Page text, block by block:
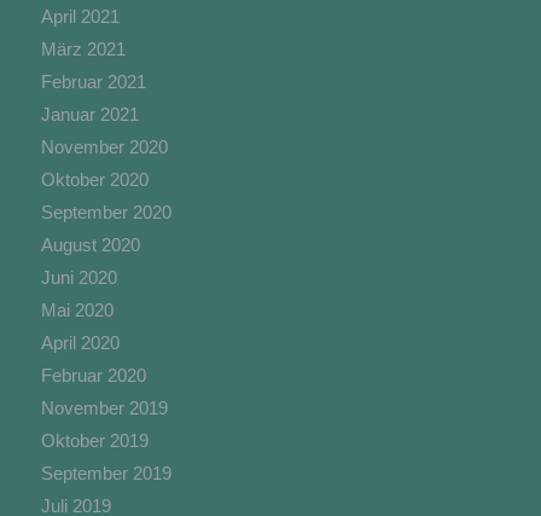
April 2021
März 2021
Februar 2021
Januar 2021
November 2020
Oktober 2020
September 2020
August 2020
Juni 2020
Mai 2020
April 2020
Februar 2020
November 2019
Oktober 2019
September 2019
Juli 2019
Person beziehen, zu bewerten, insbesondere, um
wirtschaftlicher Lage, Gesundheit, persönlicher
Vorlieben, Interessen, Zuverlässigkeit, Verhalten,
Aufenthaltsort oder Ortswechsel dieser
vorherzusagen.
f) Pseudonymisierung
Pseudonymisierung ist die Verarbeitung
personenbezogener Daten in einer Weise, auf
welche die personenbezogenen Daten ohne
Hinzuziehung zusätzlicher Informationen nicht
mehr einer spezifischen betroffenen Person
zugeordnet werden können, sofern diese
werden und technischen und organisatorischen
Maßnahmen unterliegen, die gewährleisten, dass